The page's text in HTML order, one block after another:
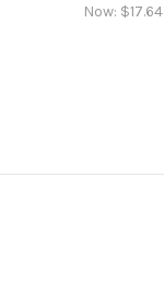
Now: $17.64